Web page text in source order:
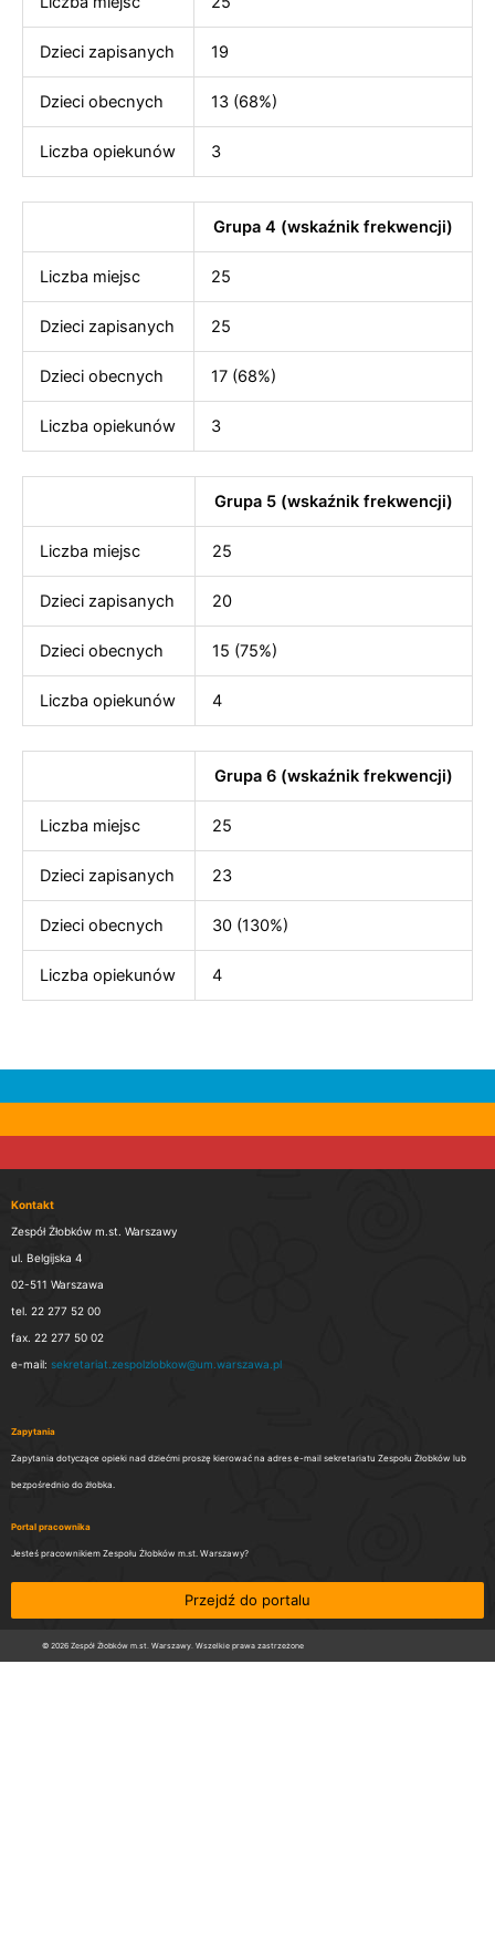
Dzieci zapisanych 19
Dzieci obecnych 13 (68%)
Liczba opiekunów 3
Grupa 4 (wskaźnik frekwencji)
Liczba miejsc 25
Dzieci zapisanych 25
Dzieci obecnych 17 (68%)
Liczba opiekunów 3
Grupa 5 (wskaźnik frekwencji)
Liczba miejsc 25
Dzieci zapisanych 20
Dzieci obecnych 15 (75%)
Liczba opiekunów 4
Grupa 6 (wskaźnik frekwencji)
Liczba miejsc 25
Dzieci zapisanych 23
Dzieci obecnych 30 (130%)
Liczba opiekunów 4
Kontakt
Zespół Żłobków m.st. Warszawy
ul. Belgijska 4
02-511 Warszawa
tel. 22 277 52 00
fax. 22 277 50 02
e-mail: sekretariat.zespolzlobkow@um.warszawa.pl
Zapytania
Zapytania dotyczące opieki nad dziećmi proszę kierować na adres e-mail sekretariatu Zespołu Żłobków lub
bezpośrednio do żłobka.
Portal pracownika
Jesteś pracownikiem Zespołu Żłobków m.st. Warszawy?
Przejdź do portalu
© 2026 Zespół Żłobków m.st. Warszawy. Wszelkie prawa zastrzeżone